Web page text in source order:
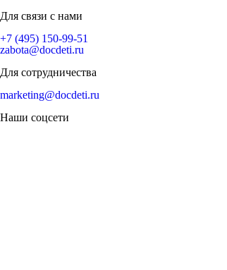
Контакты
Для связи с нами
+7 (495) 150-99-51
zabota@docdeti.ru
Для сотрудничества
marketing@docdeti.ru
Наши соцсети